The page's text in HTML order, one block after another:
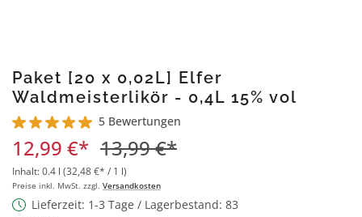
Paket [20 x 0,02L] Elfer
Waldmeisterlikör - 0,4L 15% vol
Durchschnittliche Bewertung von 5 von 5 Sternen
5 Bewertungen
12,99 €* 13,99 €*
Inhalt:0.4 l (32,48 €* / 1 l)
Preise inkl. MwSt. zzgl. Versandkosten
Lieferzeit: 1-3 Tage / Lagerbestand: 83